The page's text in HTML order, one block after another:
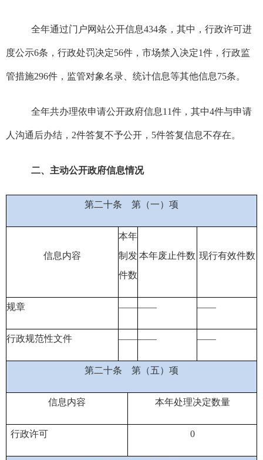
全年通过门户网站公开信息434条，其中，行政许可进
度公示6条，行政处罚决定56件，市场禁入决定1件，行政监
管措施296件，监管对象名录、统计信息等其他信息75条。
全年共办理依申请公开政府信息11件，其中4件与申请
人沟通后办结， 2件答复不予公开， 5件答复信息不存在。
二、主动公开政府信息情况
第二十条 第（一）项
信息内容
本年
制 发
件数
本年废止件数 现行有效件数
规章 ———— ——
行政规范性文件 ———— ——
第二十条 第（五）项
信息内容 本年处理决定数量
行政许可 0